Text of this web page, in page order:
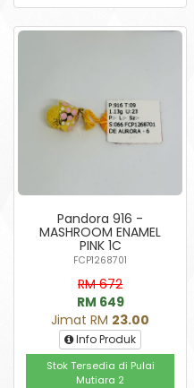
Pandora 916 -
MASHROOM ENAMEL
PINK 1C
FCP1268701
RM 672
RM 649
Jimat RM 23.00
Info Produk
Stok Tersedia di Pulai
Mutiara 2